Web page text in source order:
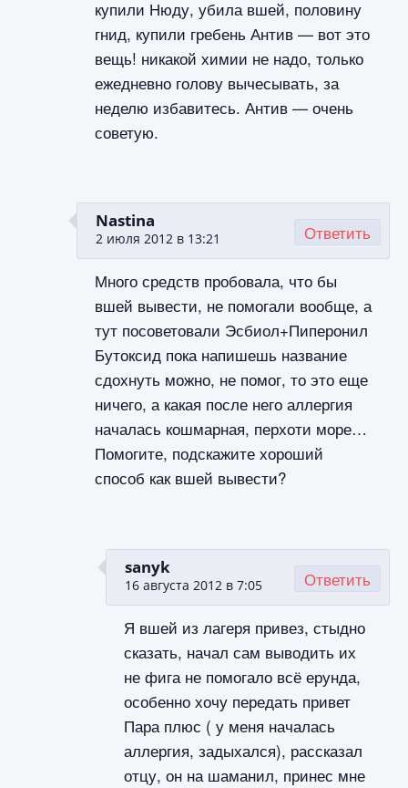
купили Нюду, убила вшей, половину
гнид, купили гребень Антив — вот это
вещь! никакой химии не надо, только
ежедневно голову вычесывать, за
неделю избавитесь. Антив — очень
советую.
Nastina
2 июля 2012 в 13:21
Много средств пробовала, что бы
вшей вывести, не помогали вообще, а
тут посоветовали Эсбиол+Пиперонил
Бутоксид пока напишешь название
сдохнуть можно, не помог, то это еще
ничего, а какая после него аллергия
началась кошмарная, перхоти море…
Помогите, подскажите хороший
способ как вшей вывести?
Ответить
sanyk
16 августа 2012 в 7:05
Я вшей из лагеря привез, стыдно
сказать, начал сам выводить их
не фига не помогало всё ерунда,
особенно хочу передать привет
Пара плюс ( у меня началась
аллергия, задыхался), рассказал
отцу, он на шаманил, принес мне
Ответить